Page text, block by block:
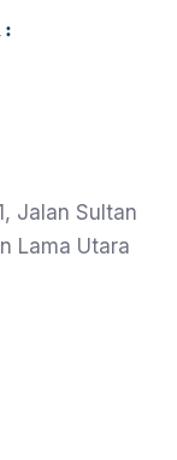
:
Jalan Sultan
Lama Utara